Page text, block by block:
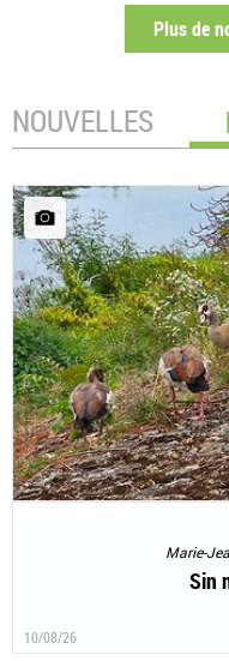
Plus de
NOUVELLES
Marie-
Sin
10/08/26